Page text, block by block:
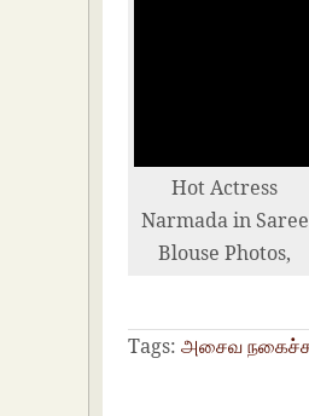
Hot Actress
Narmada in Saree
Blouse Photos,
Tags: அசைவ